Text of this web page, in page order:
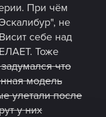
При чём
не
себе над
Тоже
что
модель
улетали после
у них